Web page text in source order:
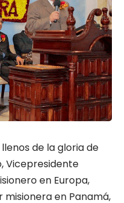
de la gloria de
Vicepresidente
en Europa,
en Panamá,